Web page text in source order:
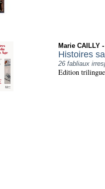
Marie CAILLY -
Histoires
26 fabliaux
Edition